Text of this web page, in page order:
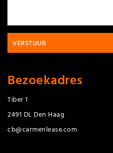
VERSTUUR
Bezoekadres
Tiber 1
2491 DL Den Haag
cb@carmenlease.com